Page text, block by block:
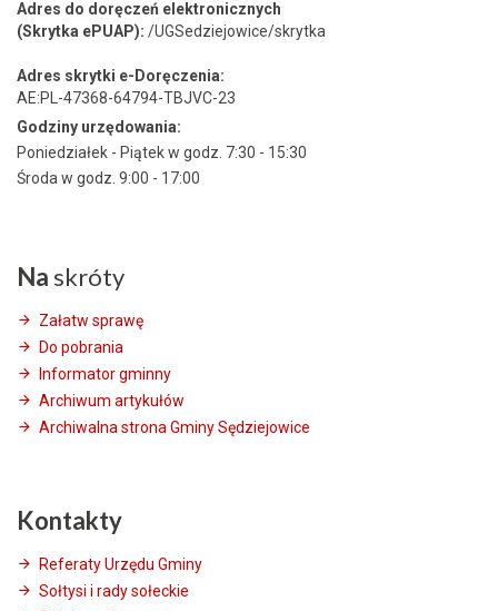
Adres do doręczeń elektronicznych
(Skrytka ePUAP): /UGSedziejowice/skrytka
Adres skrytki e-Doręczenia:
AE:PL-47368-64794-TBJVC-23
Godziny urzędowania:
Poniedziałek - Piątek w godz. 7:30 - 15:30
Środa w godz. 9:00 - 17:00
Na skróty
Załatw sprawę
Do pobrania
Informator gminny
Archiwum artykułów
Archiwalna strona Gminy Sędziejowice
Kontakty
Referaty Urzędu Gminy
Sołtysi i rady sołeckie